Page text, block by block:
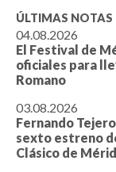
ÚLTIMAS NOTAS
04.08.2026
El Festival de
oficiales para
Romano
03.08.2026
Fernando
sexto estreno
Clásico de